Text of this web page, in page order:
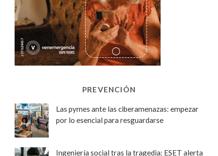
PREVENCIÓN
Las pymes ante las ciberamenazas: empezar
por lo esencial para resguardarse
Ingeniería social tras la tragedia: ESET alerta